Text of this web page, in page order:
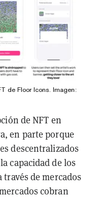
de Floor Icons. Imagen:
de NFT en
en parte porque
descentralizados
capacidad de los
de mercados
cobran